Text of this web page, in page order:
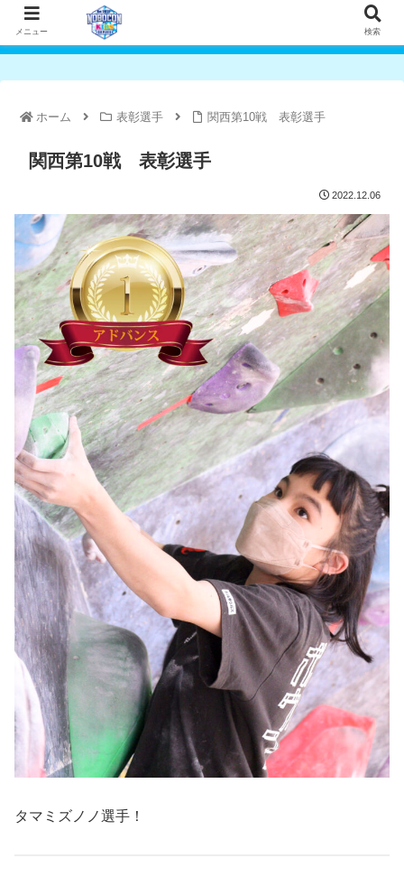
ホーム 表彰選手 関西第10戦 表彰選手
関西第10戦 表彰選手
2022.12.06
タマミズノノ選手！
メニュー 検索